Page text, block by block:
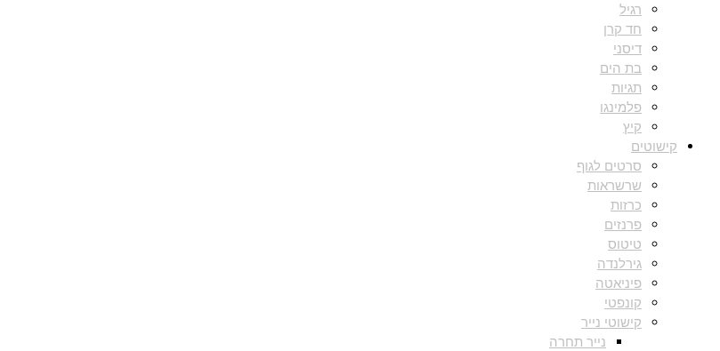
רגיל
חד קרן
דיסני
בת הים
תגיות
פלמינגו
קיץ
קישוטים
סרטים לגוף
שרשראות
כרזות
פרנזים
טיטוס
גירלנדה
פיניאטה
קונפטי
קישוטי נייר
נייר תחרה